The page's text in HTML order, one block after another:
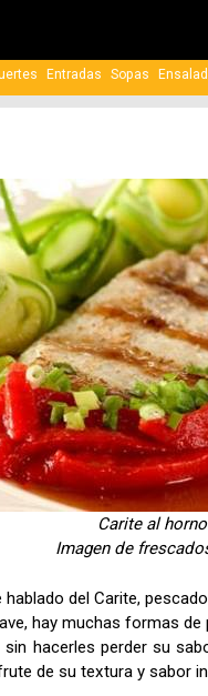
Entradas Sopas
Carite al horno
Imagen de
del Carite,
hay muchas formas
hacerles perder su
de su textura y sabor